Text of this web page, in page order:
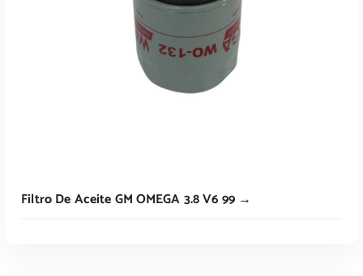
Leer Más
Filtro De Aceite GM OMEGA 3.8 V6 99 →